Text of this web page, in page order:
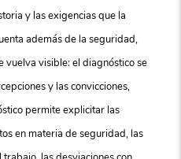
y las exigencias que la
además de la seguridad,
vuelva visible: el diagnóstico se
y las convicciones,
permite explicitar las
en materia de seguridad, las